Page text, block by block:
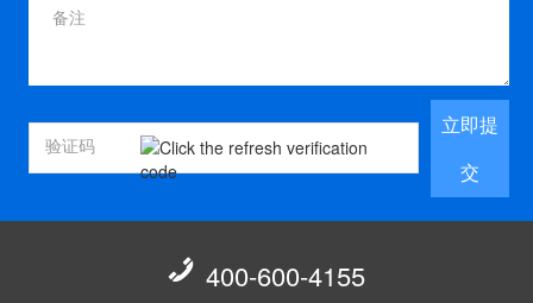
立即提
交
 400-600-4155